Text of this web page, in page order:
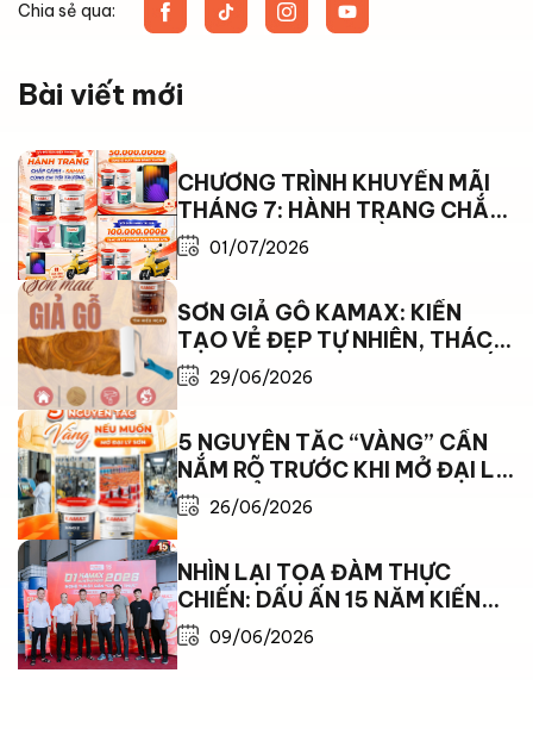
Chia sẻ qua:
Bài viết mới
CHƯƠNG TRÌNH KHUYẾN MÃI
THÁNG 7: HÀNH TRANG CHẮP
CÁNH – KAMAX ĐỒNG HÀNH
CÙNG EM TỚI TRƯỜNG
01/07/2026
SƠN GIẢ GỖ KAMAX: KIẾN
TẠO VẺ ĐẸP TỰ NHIÊN, THÁCH
THỨC MỌI GIỚI HẠN THỜI TIẾT
29/06/2026
5 NGUYÊN TẮC “VÀNG” CẦN
NẮM RÕ TRƯỚC KHI MỞ ĐẠI LÝ
SƠN ĐỂ BỨT PHÁ DOANH THU
26/06/2026
NHÌN LẠI TỌA ĐÀM THỰC
CHIẾN: DẤU ẤN 15 NĂM KIẾN
TẠO VÀ BỨT PHÁ CÙNG SƠN
KAMAX
09/06/2026